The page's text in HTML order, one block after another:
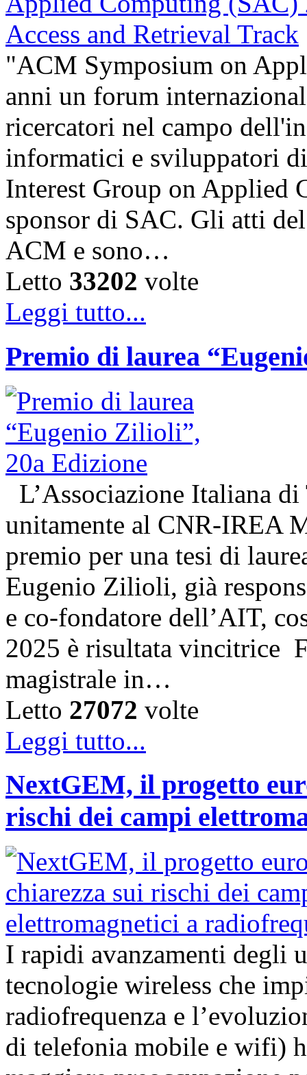
"ACM Symposium on
anni un forum
ricercatori nel campo
informatici e sviluppatori
Interest Group on Applied
sponsor di SAC. Gli atti
ACM e sono…
Letto 33202 volte
Leggi tutto...
Premio di laurea
L’Associazione Italiana
unitamente al CNR-IREA
premio per una tesi di
Eugenio Zilioli, già
e co-fondatore dell’AIT,
2025 è risultata vincitrice
magistrale in…
Letto 27072 volte
Leggi tutto...
NextGEM, il progetto
rischi dei campi
I rapidi avanzamenti degli
tecnologie wireless che
radiofrequenza e
di telefonia mobile e wifi)